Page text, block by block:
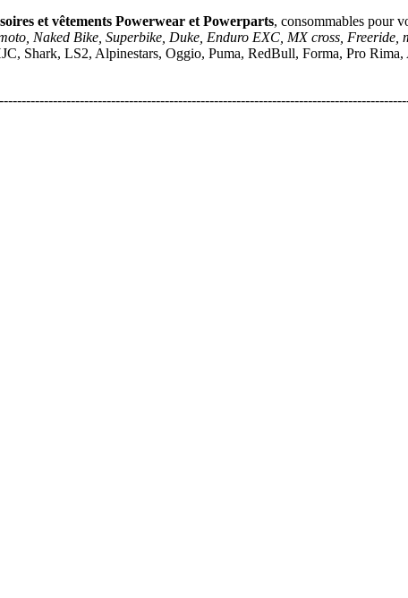
et vêtements Powerwear et Powerparts, consommables pour
Naked Bike, Superbike, Duke, Enduro EXC, MX cross, Freeride,
Shark, LS2, Alpinestars, Oggio, Puma, RedBull, Forma, Pro